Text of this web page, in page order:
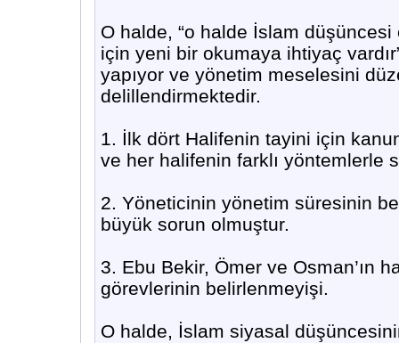
O halde, “o halde İslam
için yeni bir okumaya ihtiyaç
yapıyor ve yönetim meselesini
delillendirmektedir.
1. İlk dört Halifenin tayini için
ve her halifenin farklı yöntemlerle
2. Yöneticinin yönetim süresinin
büyük sorun olmuştur.
3. Ebu Bekir, Ömer ve Osman’ın
görevlerinin belirlenmeyişi.
O halde, İslam siyasal